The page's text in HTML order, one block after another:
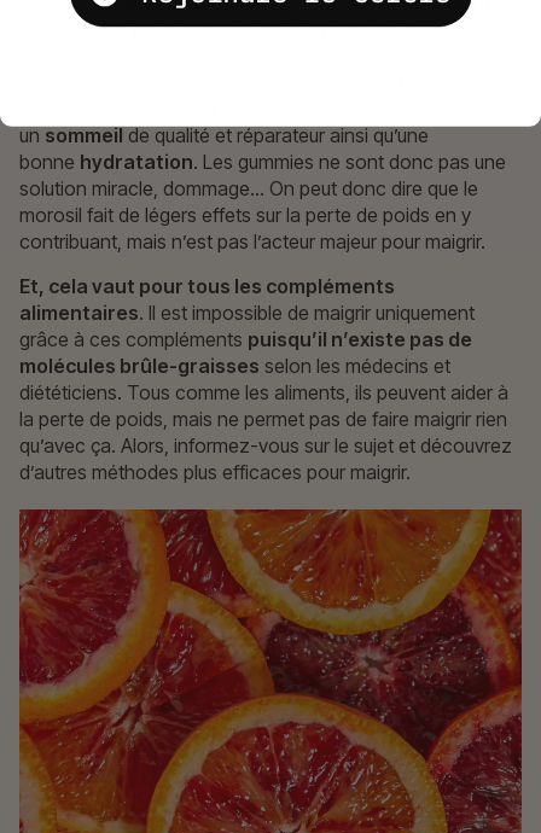
alimentaire peut contribuer à la perte de poids, mais
unsommeilde qualité et réparateur ainsi qu’une
bonne hydratation. Les gummies ne sont donc pas une
solution miracle, dommage… On peut donc dire que le
morosil fait de légers effets sur la perte de poids en y
contribuant, mais n’est pas l’acteur majeur pour maigrir.
Et, cela vaut pour tous les compléments
alimentaires. Il est impossible de maigrir uniquement
grâce à ces compléments puisqu’il n’existe pas de
molécules brûle-graisses selon les médecins et
diététiciens. Tous comme les aliments, ils peuvent aider à
la perte de poids, mais ne permet pas de faire maigrir rien
qu’avec ça. Alors, informez-vous sur le sujet et découvrez
d’autres méthodes plus efficaces pour maigrir.